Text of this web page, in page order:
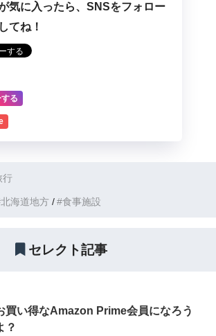
気に入ったら、SNSをフォロー
てね！
る
行
北海道地方 食事施設
セレクト記事
買い得なAmazon Prime会員になろう
？